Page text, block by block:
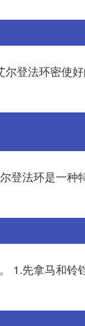
登法环密使
登法环是一
1.先拿马和